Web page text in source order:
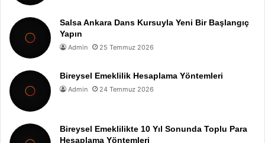
Salsa Ankara Dans Kursuyla Yeni Bir Başlangıç
Yapın
Admin 25 Temmuz 2026
Bireysel Emeklilik Hesaplama Yöntemleri
Admin 24 Temmuz 2026
Bireysel Emeklilikte 10 Yıl Sonunda Toplu Para
Hesaplama Yöntemleri